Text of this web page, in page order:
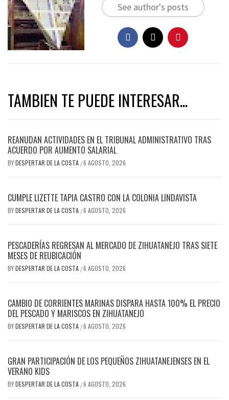
See author's posts
TAMBIEN TE PUEDE INTERESAR...
REANUDAN ACTIVIDADES EN EL TRIBUNAL ADMINISTRATIVO TRAS
ACUERDO POR AUMENTO SALARIAL
BYDESPERTAR DE LA COSTA /6 AGOSTO, 2026
CUMPLE LIZETTE TAPIA CASTRO CON LA COLONIA LINDAVISTA
BYDESPERTAR DE LA COSTA /6 AGOSTO, 2026
PESCADERÍAS REGRESAN AL MERCADO DE ZIHUATANEJO TRAS SIETE
MESES DE REUBICACIÓN
BYDESPERTAR DE LA COSTA /6 AGOSTO, 2026
CAMBIO DE CORRIENTES MARINAS DISPARA HASTA 100% EL PRECIO
DEL PESCADO Y MARISCOS EN ZIHUATANEJO
BYDESPERTAR DE LA COSTA /6 AGOSTO, 2026
GRAN PARTICIPACIÓN DE LOS PEQUEÑOS ZIHUATANEJENSES EN EL
VERANO KIDS
BYDESPERTAR DE LA COSTA /6 AGOSTO, 2026